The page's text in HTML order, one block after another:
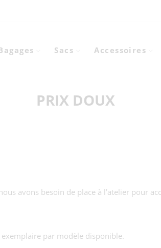
Sacs Accessoires
PRIX DOUX
avons besoin de place à l’atelier pour
par modèle disponible.